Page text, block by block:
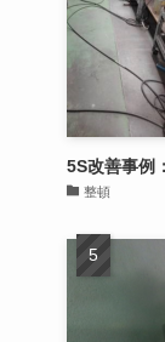
5S改善事例
整頓